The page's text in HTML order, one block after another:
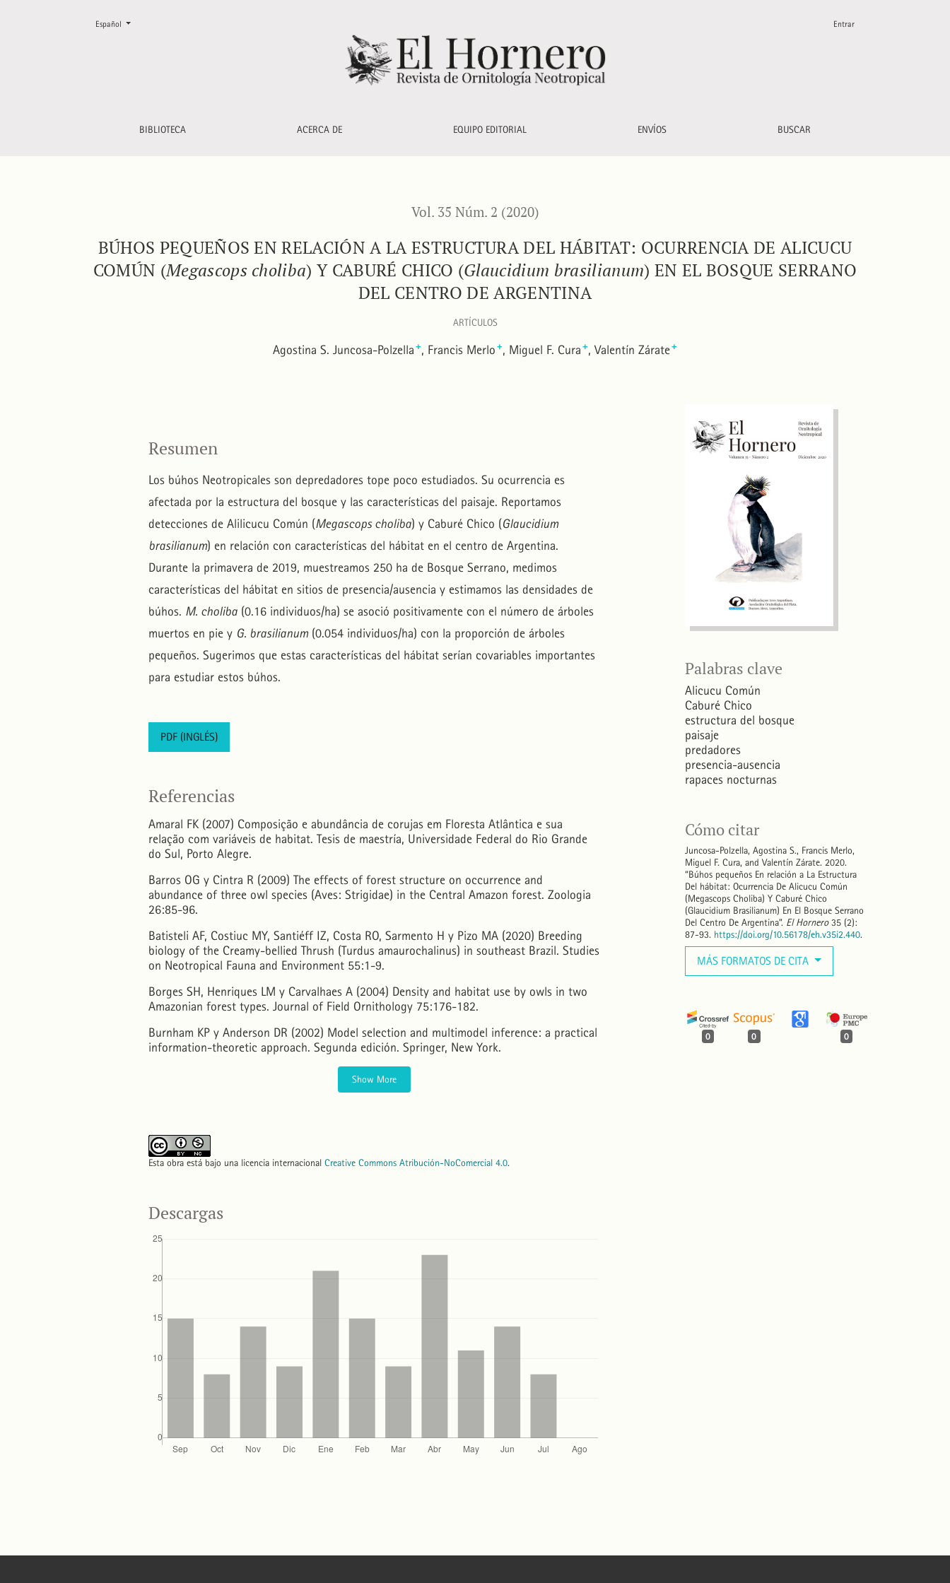
Búhos pequeños en relación a la estructura del hábitat: ocurrencia de Alicucu Común (<i>Megascops choliba</i>) y Caburé Chico (<i>Glaucidium brasilianum</i>) en el
BIBLIOTECA ACERCA DE EQUIPO EDITORIAL ENVÍOS BUSCAR
Entrar
Cambiar el idioma. El actual es:
Español
Vol. 35 Núm. 2 (2020)
BÚHOS PEQUEÑOS EN RELACIÓN A LA ESTRUCTURA DEL HÁBITAT: OCURRENCIA DE ALICUCU
COMÚN (Megascops choliba) Y CABURÉ CHICO (Glaucidium brasilianum) EN EL BOSQUE SERRANO
DEL CENTRO DE ARGENTINA
ARTÍCULOS
Agostina S. Juncosa-Polzella + Francis Merlo + Miguel F. Cura + Valentín Zárate+
Palabras clave
Alicucu Común
Caburé Chico
estructura del bosque
paisaje
predadores
presencia-ausencia
rapaces nocturnas
Cómo citar
Juncosa-Polzella, Agostina S., Francis Merlo,
Miguel F. Cura, and Valentín Zárate. 2020.
“Búhos pequeños En relación a La Estructura
Del hábitat: Ocurrencia De Alicucu Común
(Megascops Choliba) Y Caburé Chico
(Glaucidium Brasilianum) En El Bosque Serrano
Del Centro De Argentina”. El Hornero35 (2):
87-93. https://doi.org/10.56178/eh.v35i2.440.
MÁS FORMATOS DE CITA
0 0 0
Resumen
Los búhos Neotropicales son depredadores tope poco estudiados. Su ocurrencia es
afectada por la estructura del bosque y las características del paisaje. Reportamos
detecciones de Alilicucu Común (Megascops choliba) y Caburé Chico (Glaucidium
brasilianum) en relación con características del hábitat en el centro de Argentina.
Durante la primavera de 2019, muestreamos 250 ha de Bosque Serrano, medimos
características del hábitat en sitios de presencia/ausencia y estimamos las densidades de
búhos. M. choliba (0.16 individuos/ha) se asoció positivamente con el número de árboles
muertos en pie y G. brasilianum(0.054 individuos/ha) con la proporción de árboles
pequeños. Sugerimos que estas características del hábitat serían covariables importantes
para estudiar estos búhos.
PDF (INGLÉS)
Referencias
Amaral FK (2007) Composição e abundância de corujas em Floresta Atlântica e sua
relação com variáveis de habitat. Tesis de maestría, Universidade Federal do Rio Grande
do Sul, Porto Alegre.
Barros OG y Cintra R (2009) The effects of forest structure on occurrence and
abundance of three owl species (Aves: Strigidae) in the Central Amazon forest. Zoologia
26:85-96.
Batisteli AF, Costiuc MY, Santiéff IZ, Costa RO, Sarmento H y Pizo MA (2020) Breeding
biology of the Creamy-bellied Thrush (Turdus amaurochalinus) in southeast Brazil. Studies
on Neotropical Fauna and Environment 55:1-9.
Borges SH, Henriques LM y Carvalhaes A (2004) Density and habitat use by owls in two
Amazonian forest types. Journal of Field Ornithology 75:176-182.
Burnham KP y Anderson DR (2002) Model selection and multimodel inference: a practical
information-theoretic approach. Segunda edición. Springer, New York.
Show More
Esta obra está bajo una licencia internacional Creative Commons Atribución-NoComercial 4.0.
Descargas